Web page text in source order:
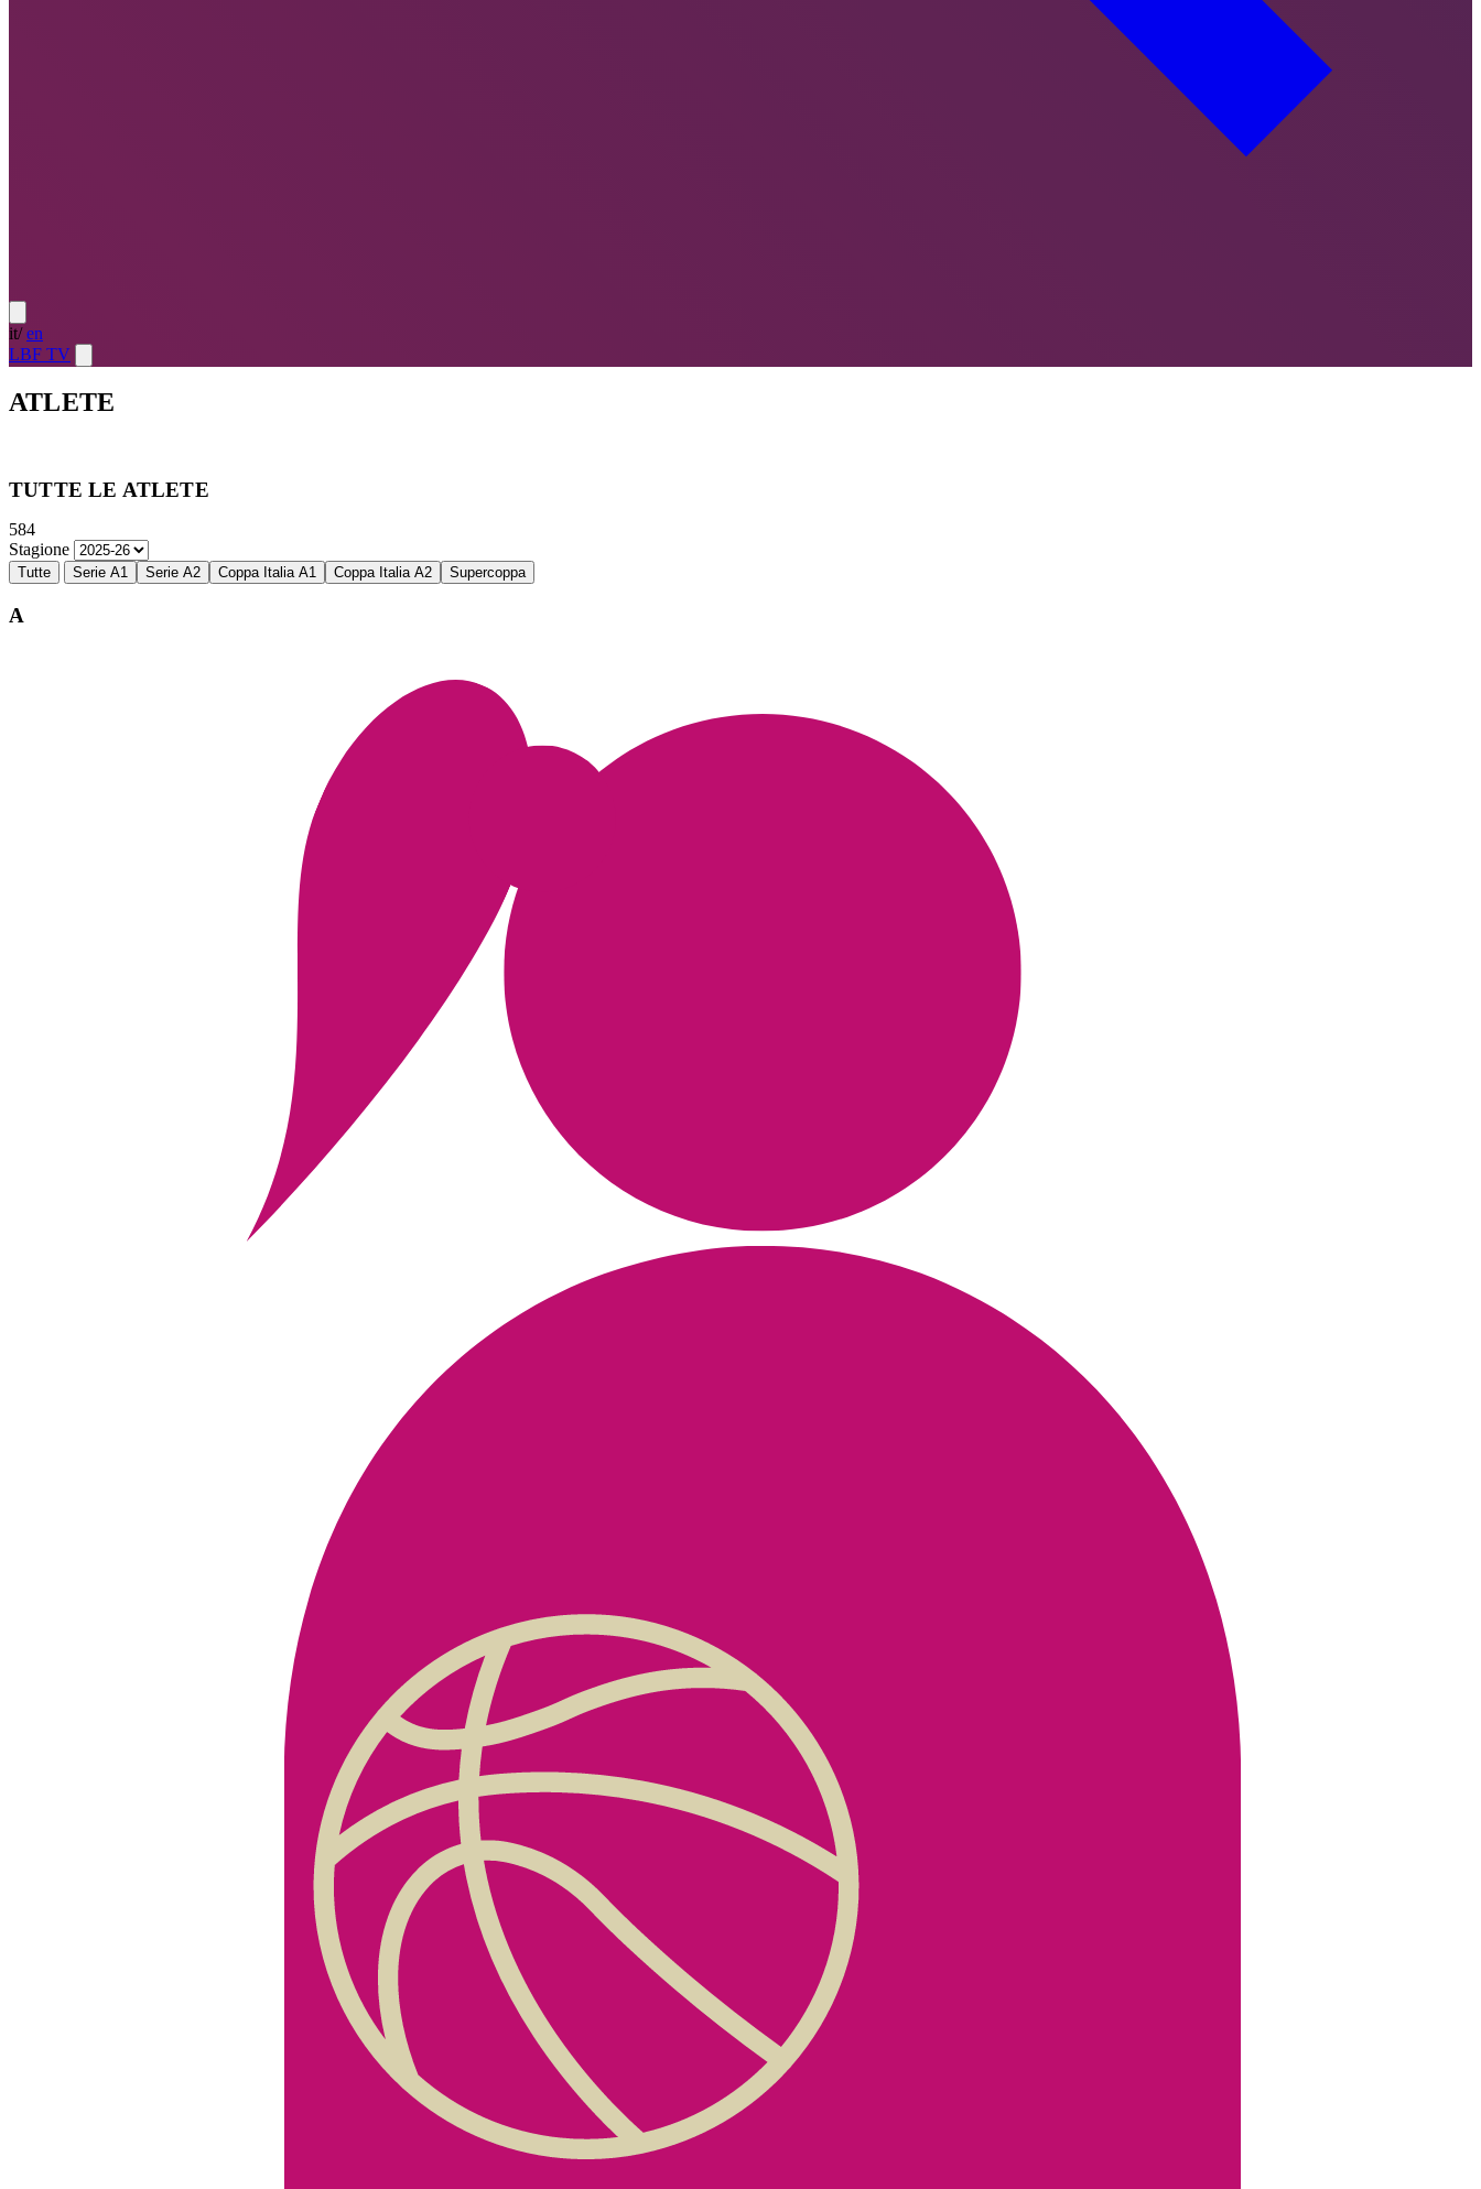
it/ en
LBF TV
ATLETE
TUTTE LE ATLETE
584
Stagione
Tutte Serie A1 Serie A2 Coppa Italia A1 Coppa Italia A2 Supercoppa
A